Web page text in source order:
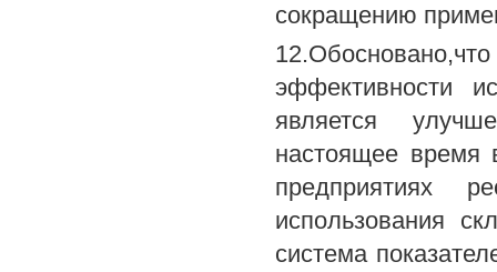
сокращению
эффективности
является
настоящее время
предприятиях
использования
система